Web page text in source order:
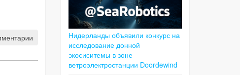
Нидерланды объявили конкурс на
исследование донной
экосиситемы в зоне
ветроэлектростанции Doordewind